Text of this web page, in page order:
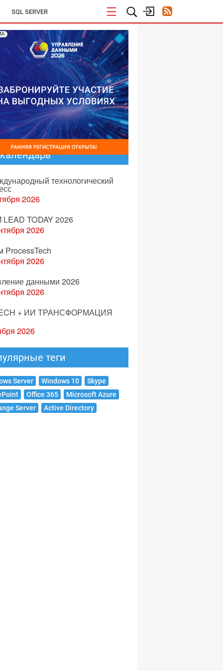
SQL SERVER
технологический
2026
LEAD TODAY 2026
2026
ProcessTech
2026
данными 2026
2026
+ ИИ ТРАНСФОРМАЦИЯ
2026
теги
Server Windows 10
Skype
Office 365
Microsoft Azure
Server
Active Directory